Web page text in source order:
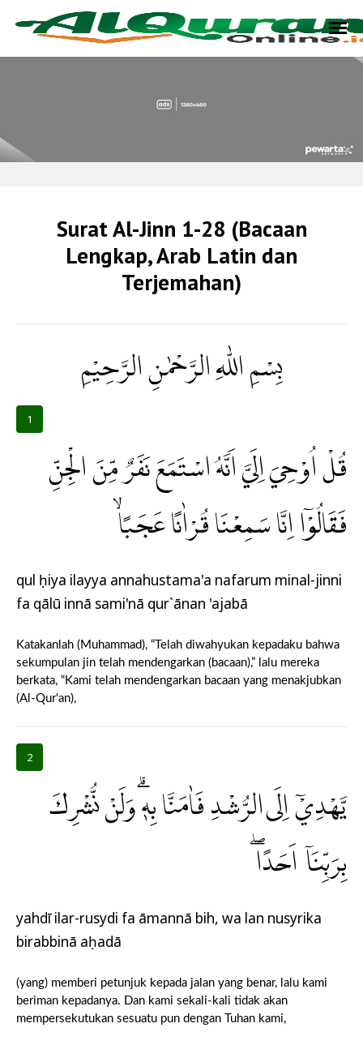
Surat Al-Jinn 1-28 (Bacaan
Lengkap, Arab Latin dan
Terjemahan)
بِسْمِ اللّٰهِ الرَّحْمٰنِ الرَّحِيْمِ
1
قُلْ اُوْحِيَ اِلَيَّ اَنَّهُ اسْتَمَعَ نَفَرٌ مِّنَ الْجِنِّ
فَقَالُوْٓا اِنَّا سَمِعْنَا قُرْاٰنًا عَجَبًاۙ
qul ụḥiya ilayya annahustama'a nafarum minal-jinni
fa qālū innā sami'nā qur`ānan 'ajabā
Katakanlah (Muhammad), “Telah diwahyukan kepadaku bahwa
sekumpulan jin telah mendengarkan (bacaan),” lalu mereka
berkata, “Kami telah mendengarkan bacaan yang menakjubkan
(Al-Qur'an),
2
يَّهْدِيْٓ اِلَى الرُّشْدِ فَاٰمَنَّا بِهٖۗ وَلَنْ نُّشْرِكَ
بِرَبِّنَآ اَحَدًاۖ
yahdī ilar-rusydi fa āmannā bih, wa lan nusyrika
birabbinā aḥadā
(yang) memberi petunjuk kepada jalan yang benar, lalu kami
beriman kepadanya. Dan kami sekali-kali tidak akan
mempersekutukan sesuatu pun dengan Tuhan kami,